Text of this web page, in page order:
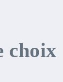
choix